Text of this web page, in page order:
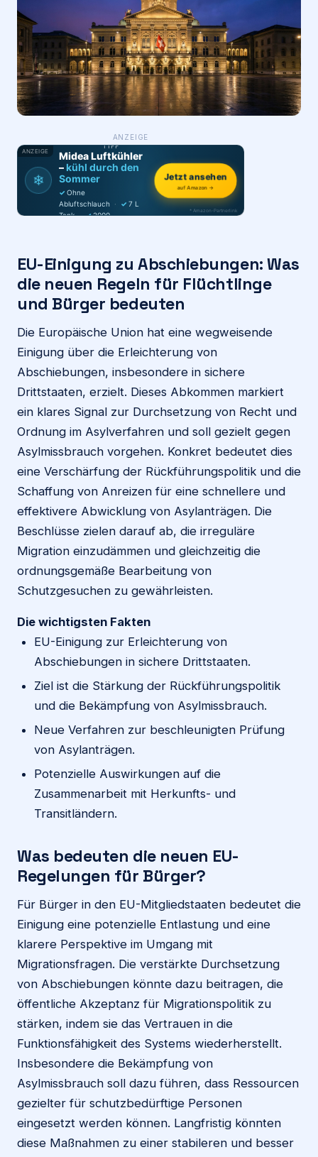
Login
Firma eintragen
ANZEIGE
ANZEIGE
❄
PRODUKT-
TIPP
Midea Luftkühler
–kühl durch den
Sommer
✓ Ohne
Abluftschlauch · ✓ 7 L
Tank · ✓2000
Jetzt ansehen
auf Amazon →
* Amazon-Partnerlink
EU-Einigung zu Abschiebungen: Was
die neuen Regeln für Flüchtlinge
und Bürger bedeuten
Die Europäische Union hat eine wegweisende
Einigung über die Erleichterung von
Abschiebungen, insbesondere in sichere
Drittstaaten, erzielt. Dieses Abkommen markiert
ein klares Signal zur Durchsetzung von Recht und
Ordnung im Asylverfahren und soll gezielt gegen
Asylmissbrauch vorgehen. Konkret bedeutet dies
eine Verschärfung der Rückführungspolitik und die
Schaffung von Anreizen für eine schnellere und
effektivere Abwicklung von Asylanträgen. Die
Beschlüsse zielen darauf ab, die irreguläre
Migration einzudämmen und gleichzeitig die
ordnungsgemäße Bearbeitung von
Schutzgesuchen zu gewährleisten.
Die wichtigsten Fakten
EU-Einigung zur Erleichterung von
Abschiebungen in sichere Drittstaaten.
Ziel ist die Stärkung der Rückführungspolitik
und die Bekämpfung von Asylmissbrauch.
Neue Verfahren zur beschleunigten Prüfung
von Asylanträgen.
Potenzielle Auswirkungen auf die
Zusammenarbeit mit Herkunfts- und
Transitländern.
Was bedeuten die neuen EU-
Regelungen für Bürger?
Für Bürger in den EU-Mitgliedstaaten bedeutet die
Einigung eine potenzielle Entlastung und eine
klarere Perspektive im Umgang mit
Migrationsfragen. Die verstärkte Durchsetzung
von Abschiebungen könnte dazu beitragen, die
öffentliche Akzeptanz für Migrationspolitik zu
stärken, indem sie das Vertrauen in die
Funktionsfähigkeit des Systems wiederherstellt.
Insbesondere die Bekämpfung von
Asylmissbrauch soll dazu führen, dass Ressourcen
gezielter für schutzbedürftige Personen
eingesetzt werden können. Langfristig könnten
diese Maßnahmen zu einer stabileren und besser